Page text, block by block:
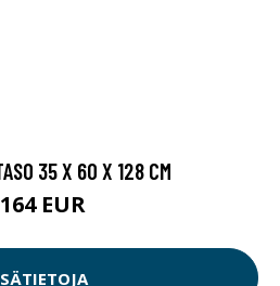
35 X 60 X 128 CM
EUR